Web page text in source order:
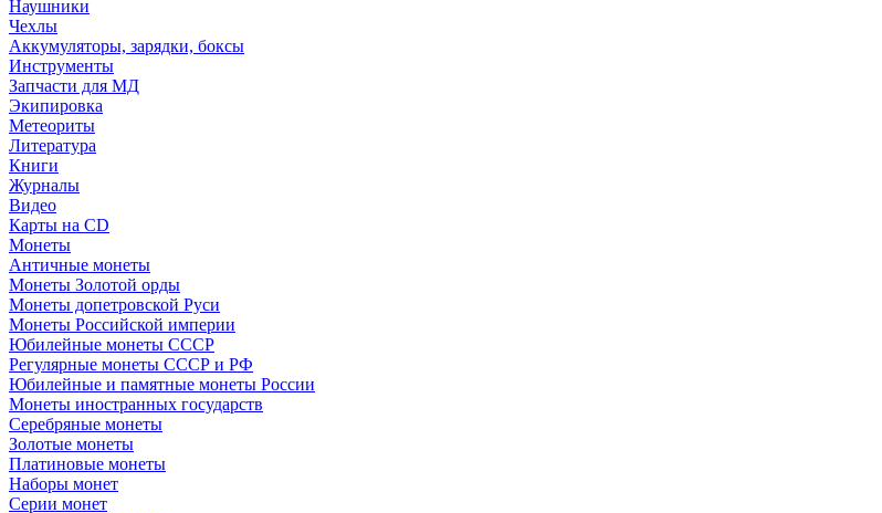
Наушники
Чехлы
Аккумуляторы, зарядки, боксы
Инструменты
Запчасти для МД
Экипировка
Метеориты
Литература
Книги
Журналы
Видео
Карты на CD
Монеты
Античные монеты
Монеты Золотой орды
Монеты допетровской Руси
Монеты Российской империи
Юбилейные монеты СССР
Регулярные монеты СССР и РФ
Юбилейные и памятные монеты России
Монеты иностранных государств
Серебряные монеты
Золотые монеты
Платиновые монеты
Наборы монет
Серии монет